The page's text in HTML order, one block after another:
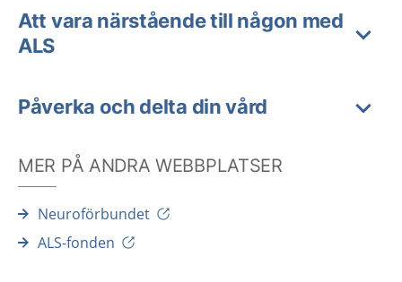
Att vara närstående till någon med
ALS
Påverka och delta din vård
MER PÅ ANDRA WEBBPLATSER
Neuroförbundet
ALS-fonden